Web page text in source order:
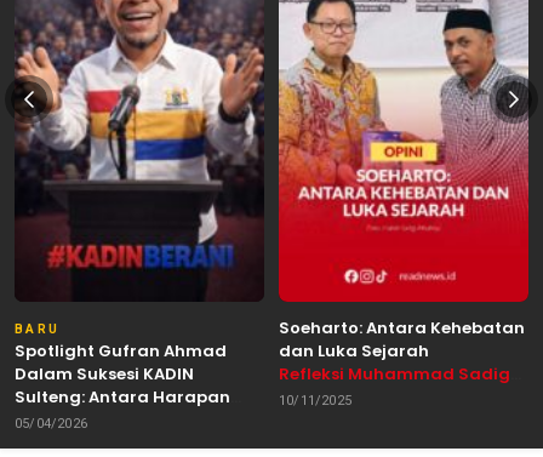
BARU
Spotlight Gufran Ahmad
Dalam Suksesi KADIN
Sulteng: Antara Harapan
dan Kebutuhan Perubahan
Oleh: Anshar Munir
05/04/2026
Soeharto: Antara Kehebatan
dan Luka Sejarah
Refleksi Muhammad Sadig
Alhabsyie, Akademisi UIN
Pemerhati Gerakan
10/11/2025